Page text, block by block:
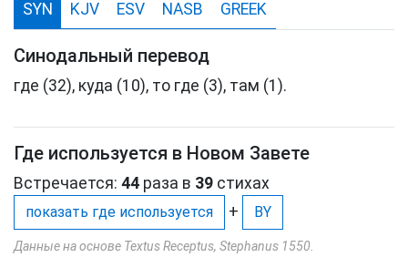
SYN KJV ESV NASB GREEK
Синодальный перевод
где (32), куда (10), то где (3), там (1).
Где используется в Новом Завете
Встречается: 44 раза в 39 стихах
показать где используется + BY
Данные на основе Textus Receptus, Stephanus 1550.